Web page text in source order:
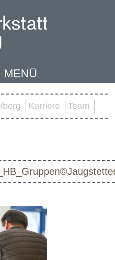
MENÜ
Karriere Team